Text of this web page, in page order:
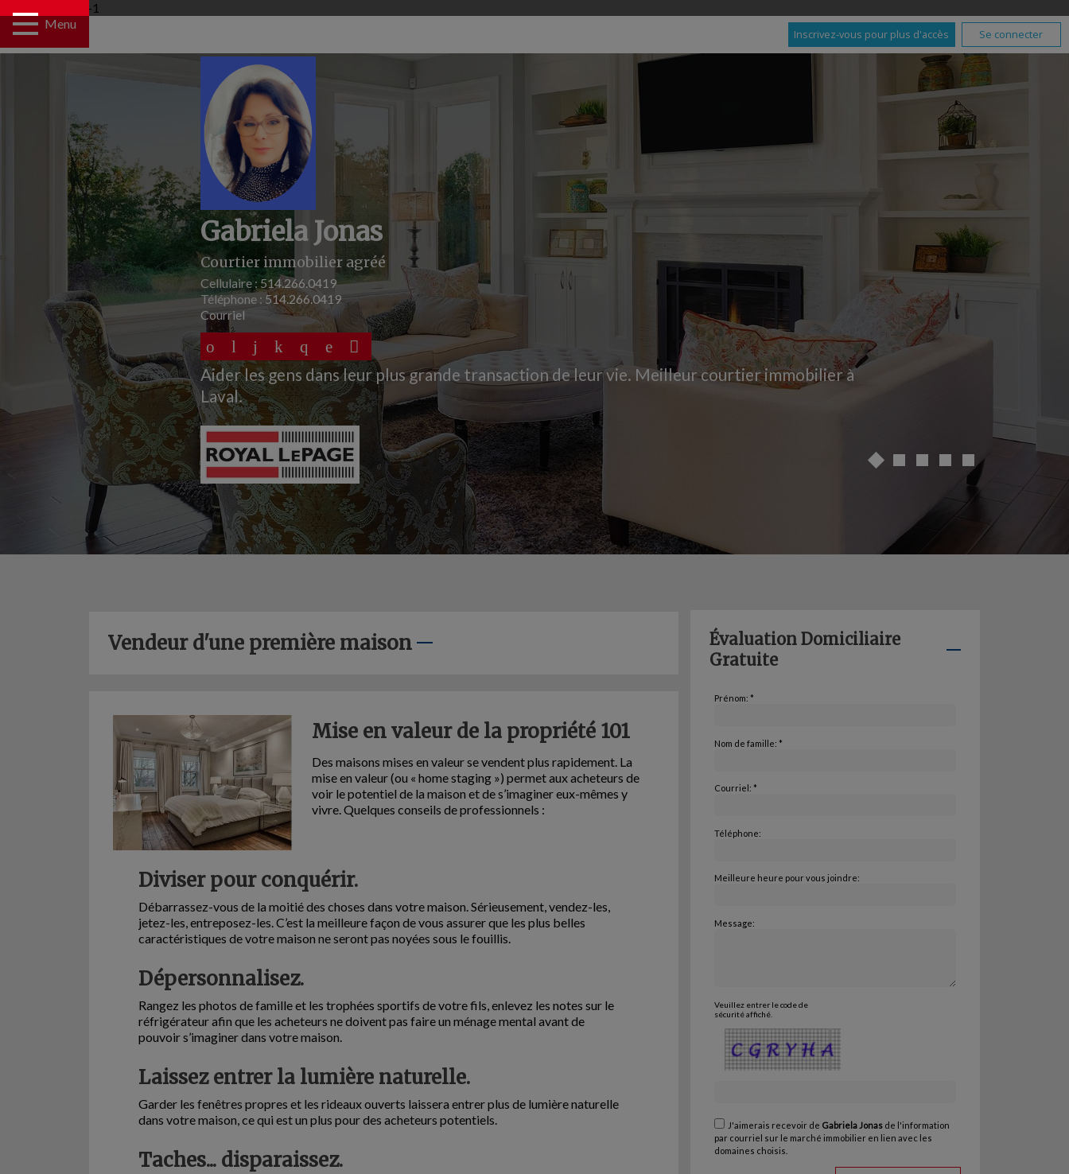
UA-108930391-1
Inscrivez-vous pour plus d'accès Se connecter
Gabriela Jonas
Courtier immobilier agréé
Cellulaire :514.266.0419
Téléphone : 514.266.0419
Courriel
Aider les gens dans leur plus grande transaction de leur vie. Meilleur courtier immobilier à
Laval.
Menu
Vendeur d'une première maison
Mise en valeur de la propriété 101
Des maisons mises en valeur se vendent plus rapidement. La
mise en valeur (ou « home staging ») permet aux acheteurs de
voir le potentiel de la maison et de s’imaginer eux-mêmes y
vivre. Quelques conseils de professionnels :
Diviser pour conquérir.
Débarrassez-vous de la moitié des choses dans votre maison. Sérieusement, vendez-les,
jetez-les, entreposez-les. C’est la meilleure façon de vous assurer que les plus belles
caractéristiques de votre maison ne seront pas noyées sous le fouillis.
Dépersonnalisez.
Rangez les photos de famille et les trophées sportifs de votre fils, enlevez les notes sur le
réfrigérateur afin que les acheteurs ne doivent pas faire un ménage mental avant de
pouvoir s’imaginer dans votre maison.
Laissez entrer la lumière naturelle.
Garder les fenêtres propres et les rideaux ouverts laissera entrer plus de lumière naturelle
dans votre maison, ce qui est un plus pour des acheteurs potentiels.
Taches... disparaissez.
Évaluation Domiciliaire
Gratuite
Prénom: *
Nom de famille: *
Courriel: *
Téléphone:
Meilleure heure pour vous joindre:
Message:
Veuillez entrer le code de
sécurité affiché.
J'aimerais recevoir de Gabriela Jonas de l'information
par courriel sur le marché immobilier en lien avec les
domaines choisis.